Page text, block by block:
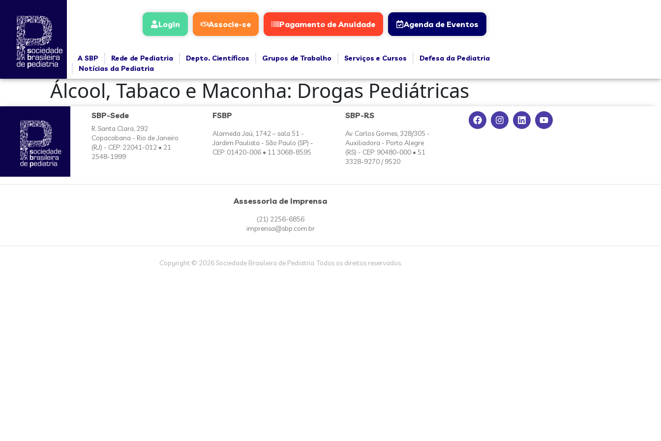
Login Associe-se Pagamento de Anuidade Agenda de Eventos
A SBP Rede de Pediatria Depto. Científicos Grupos de Trabalho Serviços e Cursos
Defesa da Pediatria
Notícias da Pediatria
Álcool, Tabaco e Maconha: Drogas Pediátricas
SBP-Sede
R. Santa Clara, 292
Copacabana - Rio de Janeiro
(RJ) - CEP: 22041-012 • 21
2548-1999
FSBP
Alameda Jaú, 1742 – sala 51 -
Jardim Paulista - São Paulo (SP) -
CEP: 01420-006 • 11 3068-8595
SBP-RS
Av. Carlos Gomes, 328/305 -
Auxiliadora - Porto Alegre
(RS) - CEP: 90480-000 • 51
3328-9270 / 9520
Assessoria de Imprensa
(21) 2256-6856
imprensa@sbp.com.br
Copyright © 2026 Sociedade Brasileira de Pediatria. Todos os direitos reservados.